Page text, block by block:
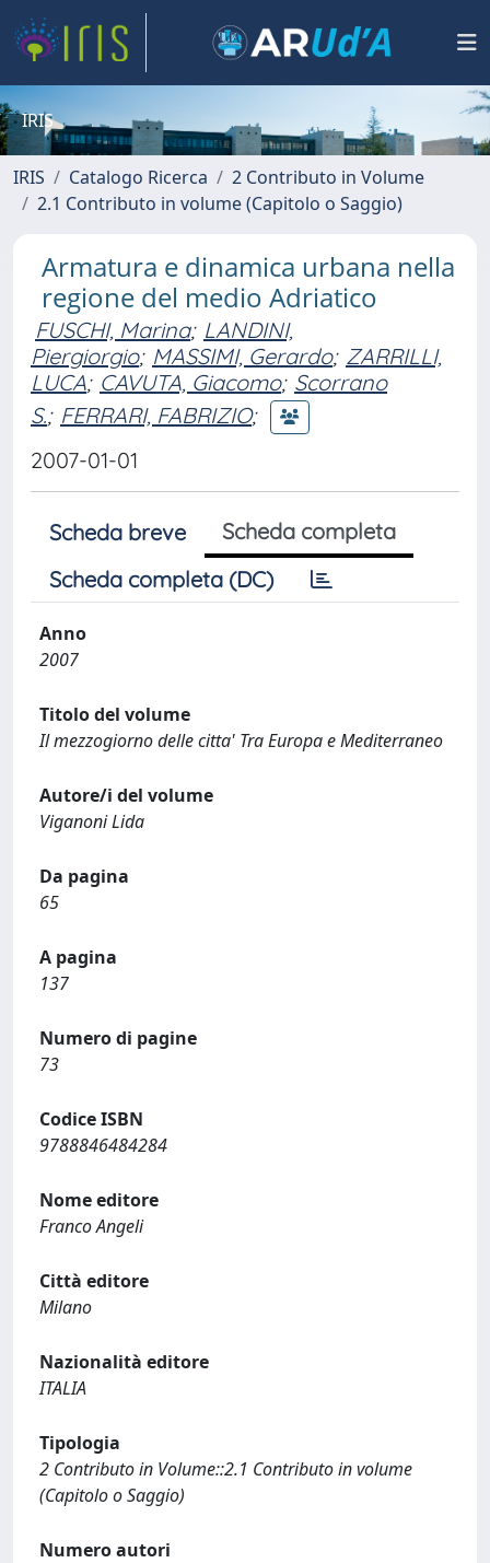
IRIS
IRIS Catalogo Ricerca
2 Contributo in Volume
2.1 Contributo in volume (Capitolo o Saggio)
Armatura e dinamica urbana nella
regione del medio Adriatico
FUSCHI, Marina; LANDINI,
Piergiorgio; MASSIMI, Gerardo; ZARRILLI,
LUCA; CAVUTA, Giacomo; Scorrano
S.; FERRARI, FABRIZIO;
2007-01-01
Scheda breve
Scheda completa
Scheda completa (DC)
Anno
2007
Titolo del volume
Il mezzogiorno delle citta' Tra Europa e Mediterraneo
Autore/i del volume
Viganoni Lida
Da pagina
65
A pagina
137
Numero di pagine
73
Codice ISBN
9788846484284
Nome editore
Franco Angeli
Città editore
Milano
Nazionalità editore
ITALIA
Tipologia
2 Contributo in Volume::2.1 Contributo in volume
(Capitolo o Saggio)
Numero autori